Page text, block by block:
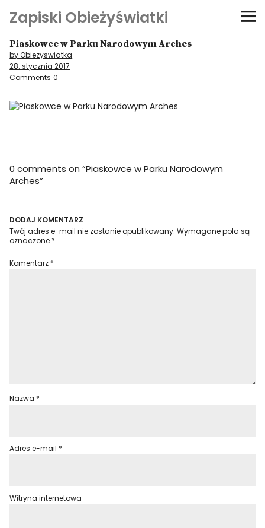
Zapiski Obieżyświatki
Podróże
Kultura i sztuka
Kątem oka
Niezwyczajne ściany
Piaskowce w Parku Narodowym Arches
by Obiezyswiatka
28. stycznia 2017
Comments 0
0 comments on “Piaskowce w Parku Narodowym
Arches”
DODAJ KOMENTARZ
Twój adres e-mail nie zostanie opublikowany. Wymagane pola są
oznaczone *
Komentarz *
Nazwa *
Adres e-mail *
Witryna internetowa